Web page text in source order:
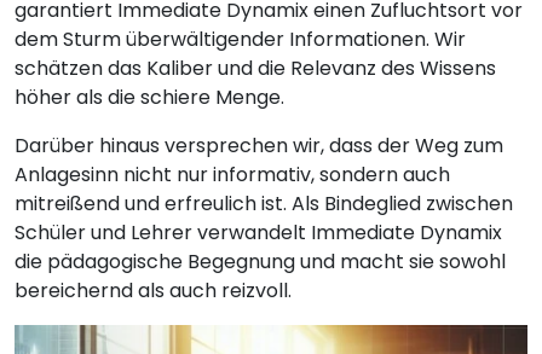
garantiert Immediate Dynamix einen Zufluchtsort vor
dem Sturm überwältigender Informationen. Wir
schätzen das Kaliber und die Relevanz des Wissens
höher als die schiere Menge.
Darüber hinaus versprechen wir, dass der Weg zum
Anlagesinn nicht nur informativ, sondern auch
mitreißend und erfreulich ist. Als Bindeglied zwischen
Schüler und Lehrer verwandelt Immediate Dynamix
die pädagogische Begegnung und macht sie sowohl
bereichernd als auch reizvoll.